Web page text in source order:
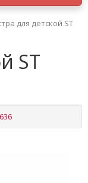
для детской ST
ST